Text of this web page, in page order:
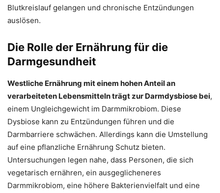
Blutkreislauf gelangen und chronische Entzündungen
auslösen.
Die Rolle der Ernährung für die
Darmgesundheit
Westliche Ernährung mit einem hohen Anteil an
verarbeiteten Lebensmitteln trägt zur Darmdysbiose bei,
einem Ungleichgewicht im Darmmikrobiom. Diese
Dysbiose kann zu Entzündungen führen und die
Darmbarriere schwächen. Allerdings kann die Umstellung
auf eine pflanzliche Ernährung Schutz bieten.
Untersuchungen legen nahe, dass Personen, die sich
vegetarisch ernähren, ein ausgeglicheneres
Darmmikrobiom, eine höhere Bakterienvielfalt und eine